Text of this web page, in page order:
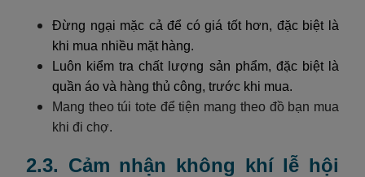
Đừng ngại mặc cả để có giá tốt hơn, đặc biệt là
khi mua nhiều mặt hàng.
Luôn kiểm tra chất lượng sản phẩm, đặc biệt là
quần áo và hàng thủ công, trước khi mua.
Mang theo túi tote để tiện mang theo đồ bạn mua
khi đi chợ.
2.3. Cảm nhận không khí lễ hội